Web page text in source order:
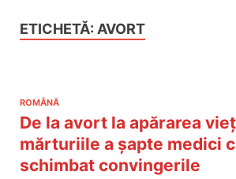
ETICHETĂ: AVORT
ROMÂNĂ
De la avort la apărarea
mărturiile a șapte medici
schimbat convingerile